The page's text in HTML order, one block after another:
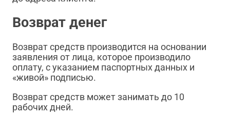
Возврат денег
Возврат средств производится на основании
заявления от лица, которое производило
оплату, с указанием паспортных данных и
«живой» подписью.
Возврат средств может занимать до 10
рабочих дней.